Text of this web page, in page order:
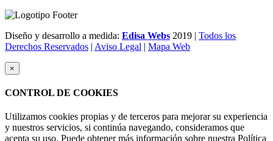
Diseño y desarrollo a medida: Edisa Webs 2019 | Todos los
Derechos Reservados | Aviso Legal | Mapa Web
×
CONTROL DE COOKIES
Utilizamos cookies propias y de terceros para mejorar su experiencia
y nuestros servicios, si continúa navegando, consideramos que
acepta su uso. Puede obtener más información sobre nuestra Política